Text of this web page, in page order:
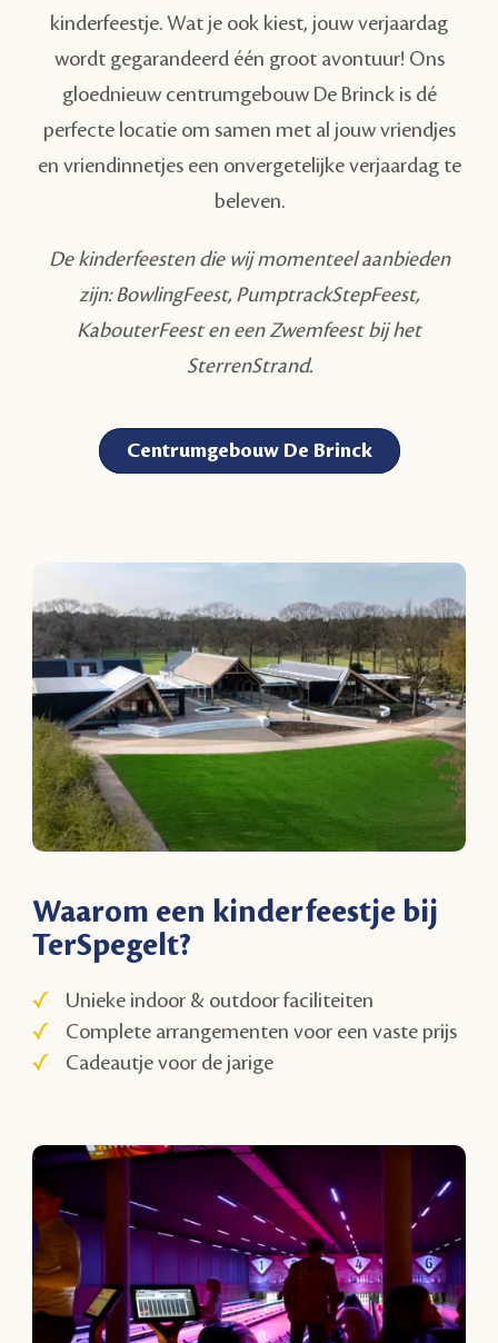
kinderfeestje. Wat je ook kiest, jouw verjaardag
wordt gegarandeerd één groot avontuur! Ons
gloednieuw centrumgebouw De Brinck is dé
perfecte locatie om samen met al jouw vriendjes
en vriendinnetjes een onvergetelijke verjaardag te
beleven.
De kinderfeesten die wij momenteel aanbieden
zijn: BowlingFeest, PumptrackStepFeest,
KabouterFeest en een Zwemfeest bij het
SterrenStrand.
Centrumgebouw De Brinck
Waarom een kinderfeestje bij
TerSpegelt?
Unieke indoor & outdoor faciliteiten
Complete arrangementen voor een vaste prijs
Cadeautje voor de jarige